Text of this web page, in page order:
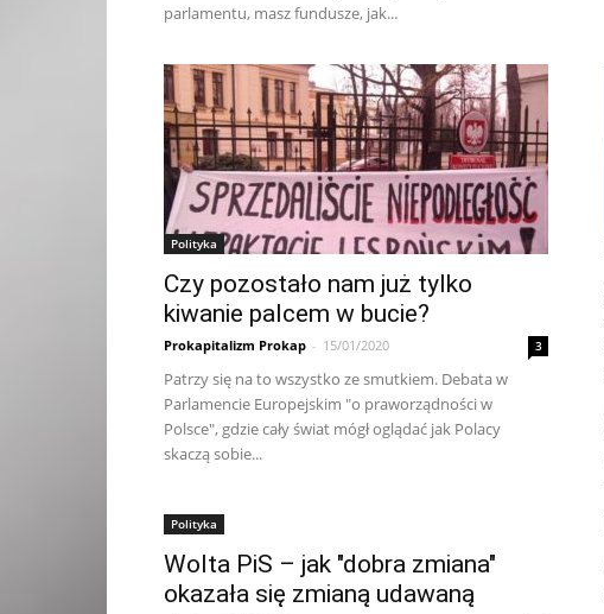
parlamentu, masz fundusze, jak...
Polityka
Czy pozostało nam już tylko
kiwanie palcem w bucie?
Prokapitalizm Prokap - 15/01/2020 3
Patrzy się na to wszystko ze smutkiem. Debata w
Parlamencie Europejskim "o praworządności w
Polsce", gdzie cały świat mógł oglądać jak Polacy
skaczą sobie...
Polityka
Wolta PiS – jak "dobra zmiana"
okazała się zmianą udawaną